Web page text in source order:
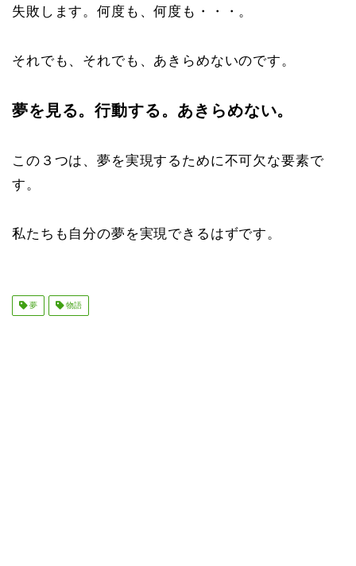
失敗します。何度も、何度も・・・。
それでも、それでも、あきらめないのです。
夢を見る。行動する。あきらめない。
この３つは、夢を実現するために不可欠な要素で
す。
私たちも自分の夢を実現できるはずです。
夢 物語